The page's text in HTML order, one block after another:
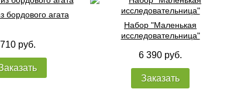
бордового агата
710 руб.
Набор "Маленькая
исследовательница"
6 390 руб.
Заказать